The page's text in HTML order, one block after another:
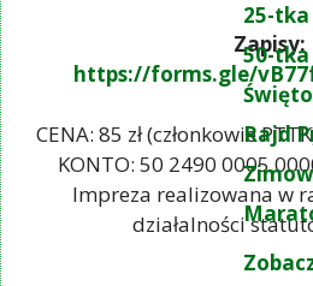
25-
50-
Rajd
Zapisy:
https://forms.gle/
CENA: 85 zł (członkowie
KONTO: 50 2490 0005
Impreza realizowana w
działalności